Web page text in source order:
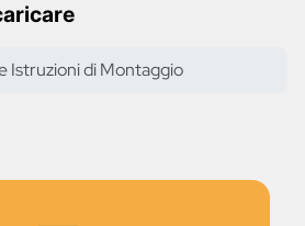
Istruzioni di Montaggio